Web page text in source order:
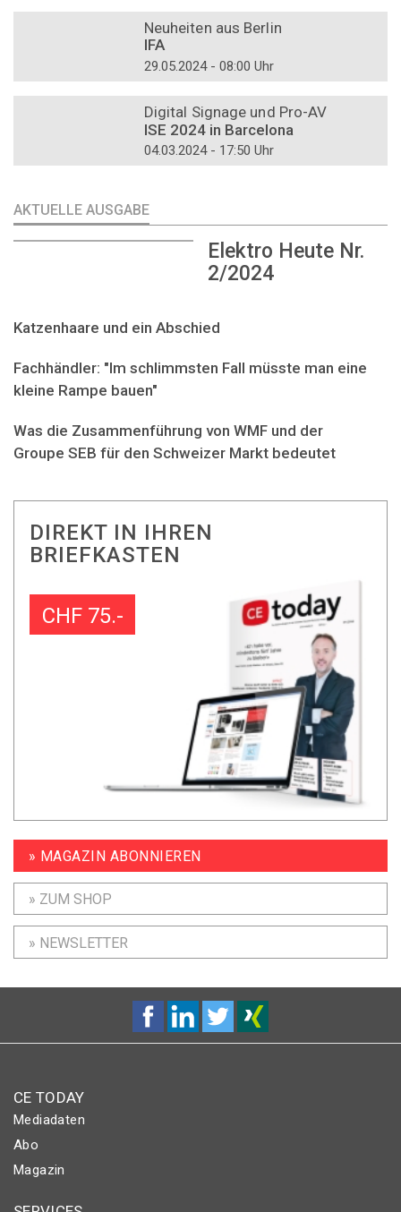
Neuheiten aus Berlin
IFA
29.05.2024 - 08:00 Uhr
Digital Signage und Pro-AV
ISE 2024 in Barcelona
04.03.2024 - 17:50 Uhr
AKTUELLE AUSGABE
Elektro Heute Nr.
2/2024
Katzenhaare und ein Abschied
Fachhändler: "Im schlimmsten Fall müsste man eine
kleine Rampe bauen"
Was die Zusammenführung von WMF und der
Groupe SEB für den Schweizer Markt bedeutet
DIREKT IN IHREN
BRIEFKASTEN
CHF 75.-
» MAGAZIN ABONNIEREN
» ZUM SHOP
» NEWSLETTER
CE TODAY
Mediadaten
Abo
Magazin